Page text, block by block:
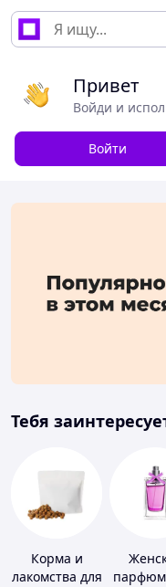
Привет
Войди и
Войти
Тебя
Корма и
лакомства для